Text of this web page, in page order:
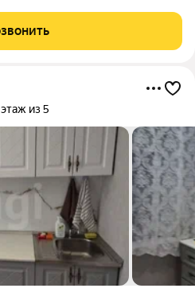
на отделку. Ключевые
этаж из 5